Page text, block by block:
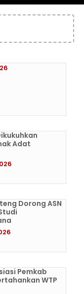
Adat
Dorong ASN
Pemkab
WTP